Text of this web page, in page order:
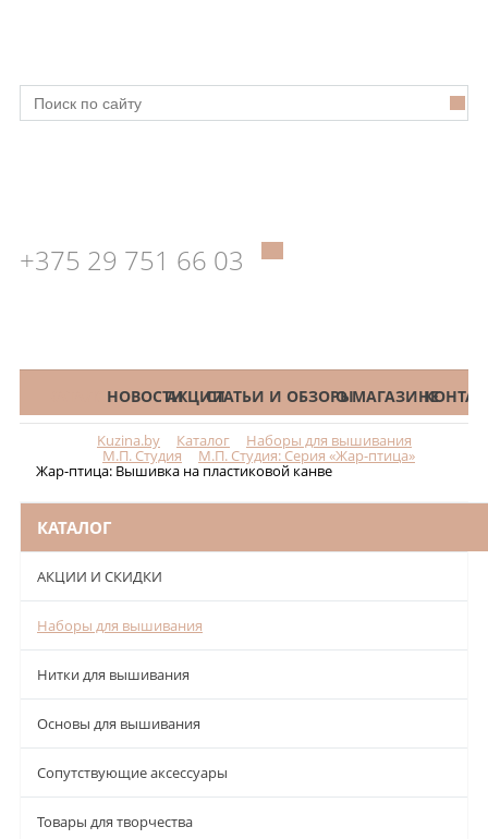
+375 29 751 66 03
КАТАЛОГНОВОСТИАКЦИИСТАТЬИ И ОБЗОРЫО МАГАЗИНЕ
Kuzina.by Каталог Наборы для вышивания
М.П. Студия М.П. Студия: Серия «Жар-птица»
Жар-птица: Вышивка на пластиковой канве
КАТАЛОГ
АКЦИИ И СКИДКИ
Наборы для вышивания
Нитки для вышивания
Основы для вышивания
Сопутствующие аксессуары
Товары для творчества